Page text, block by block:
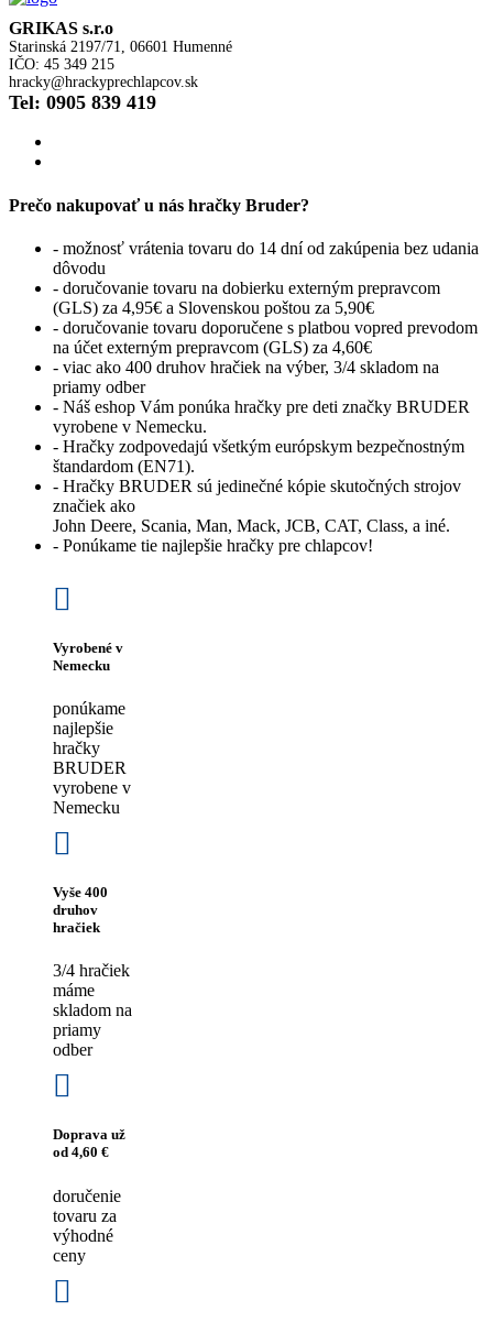
GRIKAS s.r.o
Starinská 2197/71, 06601 Humenné
IČO: 45 349 215
hracky@hrackyprechlapcov.sk
Tel: 0905 839 419
Prečo nakupovať u nás hračky Bruder?
- možnosť vrátenia tovaru do 14 dní od zakúpenia bez udania
dôvodu
- doručovanie tovaru na dobierku externým prepravcom
(GLS) za 4,95€ a Slovenskou poštou za 5,90€
- doručovanie tovaru doporučene s platbou vopred prevodom
na účet externým prepravcom (GLS) za 4,60€
- viac ako 400 druhov hračiek na výber, 3/4 skladom na
priamy odber
- Náš eshop Vám ponúka hračky pre deti značky BRUDER
vyrobene v Nemecku.
- Hračky zodpovedajú všetkým európskym bezpečnostným
štandardom (EN71).
- Hračky BRUDER sú jedinečné kópie skutočných strojov
značiek ako
John Deere, Scania, Man, Mack, JCB, CAT, Class, a iné.
- Ponúkame tie najlepšie hračky pre chlapcov!
Vyrobené v
Nemecku
ponúkame
najlepšie
hračky
BRUDER
vyrobene v
Nemecku
Vyše 400
druhov
hračiek
3/4 hračiek
máme
skladom na
priamy
odber
Doprava už
od 4,60 €
doručenie
tovaru za
výhodné
ceny